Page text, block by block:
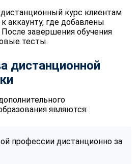
курс клиентам
аккаунту, где добавлены
После завершения обучения
тесты.
дистанционной
являются:
профессии дистанционно за